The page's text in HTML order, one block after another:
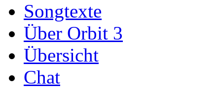
Songtexte
Über Orbit 3
Übersicht
Chat